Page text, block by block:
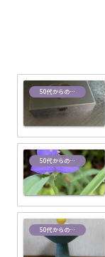
50代からの設計図
50代からの設計図
50代からの設計図